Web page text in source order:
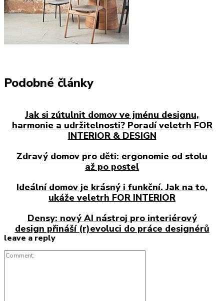
Podobné články
Jak si zútulnit domov ve jménu designu,
harmonie a udržitelnosti? Poradí veletrh FOR
INTERIOR & DESIGN
Zdravý domov pro děti: ergonomie od stolu
až po postel
Ideální domov je krásný i funkční. Jak na to,
ukáže veletrh FOR INTERIOR
Densy: nový AI nástroj pro interiérový
design přináší (r)evoluci do práce designérů
leave a reply